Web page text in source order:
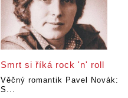
Smrt si říká rock 'n' roll
Věčný romantik Pavel Novák:
S...